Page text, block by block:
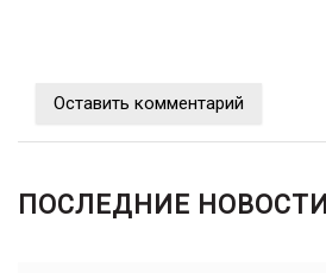
Оставить комментарий
ПОСЛЕДНИЕ НОВОСТИ